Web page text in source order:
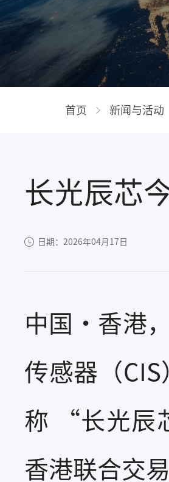
首页 新闻与活动
长光辰芯
日期：2026年04月17日
中国・香港
传感器（
称 “长光辰
香港联合交